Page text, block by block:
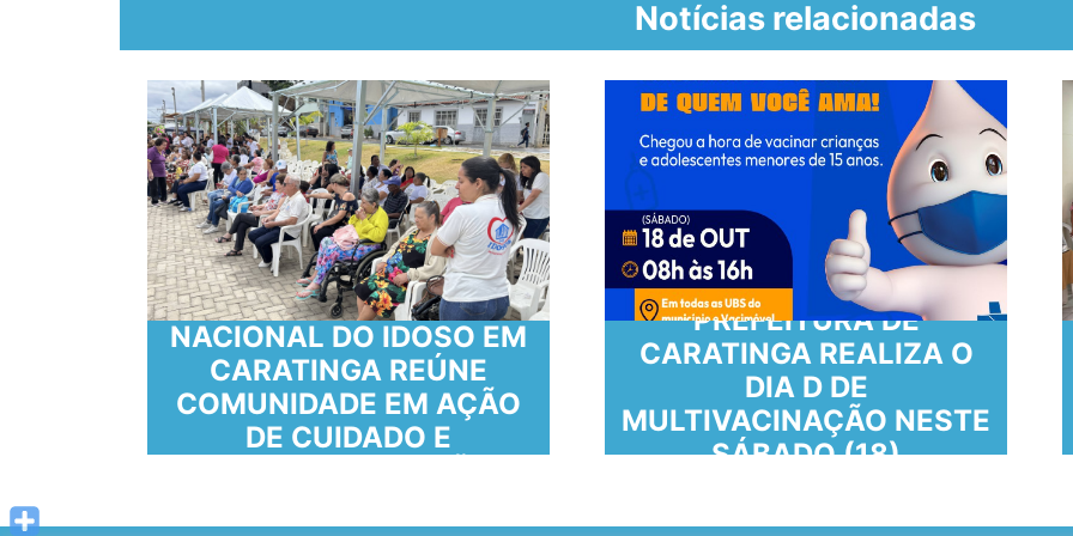
Notícias relacionadas
COMEMORAÇÃO AO DIA
NACIONAL DO IDOSO EM
CARATINGA REÚNE
COMUNIDADE EM AÇÃO
DE CUIDADO E
PREFEITURA DE
CARATINGA REALIZA O
DIA D DE
MULTIVACINAÇÃO NESTE
SÁBADO (18)